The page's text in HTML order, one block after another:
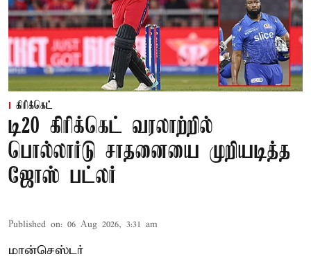
கிரிக்கெட்
டி20 கிரிக்கெட் வரலாற்றில்
பொல்லார்டு சாதனையை முறியடித்த
ஜோஸ் பட்லர்
Published on: 06 Aug 2026, 3:31 am
மான்செஸ்டர்